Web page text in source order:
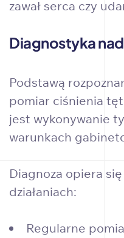
zawał serca czy
Diagnostyka
Podstawą
pomiar ciśnienia
jest wykonywanie
warunkach
Diagnoza opiera
działaniach:
Regularne